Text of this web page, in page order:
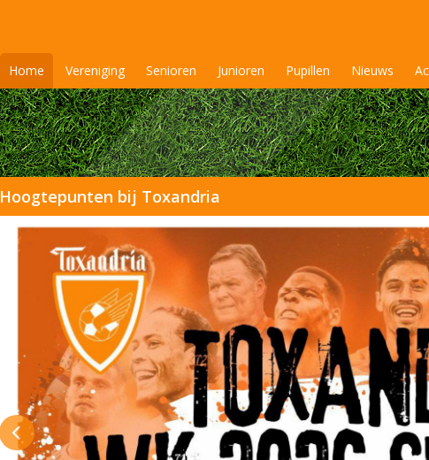
Home Vereniging Senioren Junioren Pupillen Nieuws
Hoogtepunten bij Toxandria